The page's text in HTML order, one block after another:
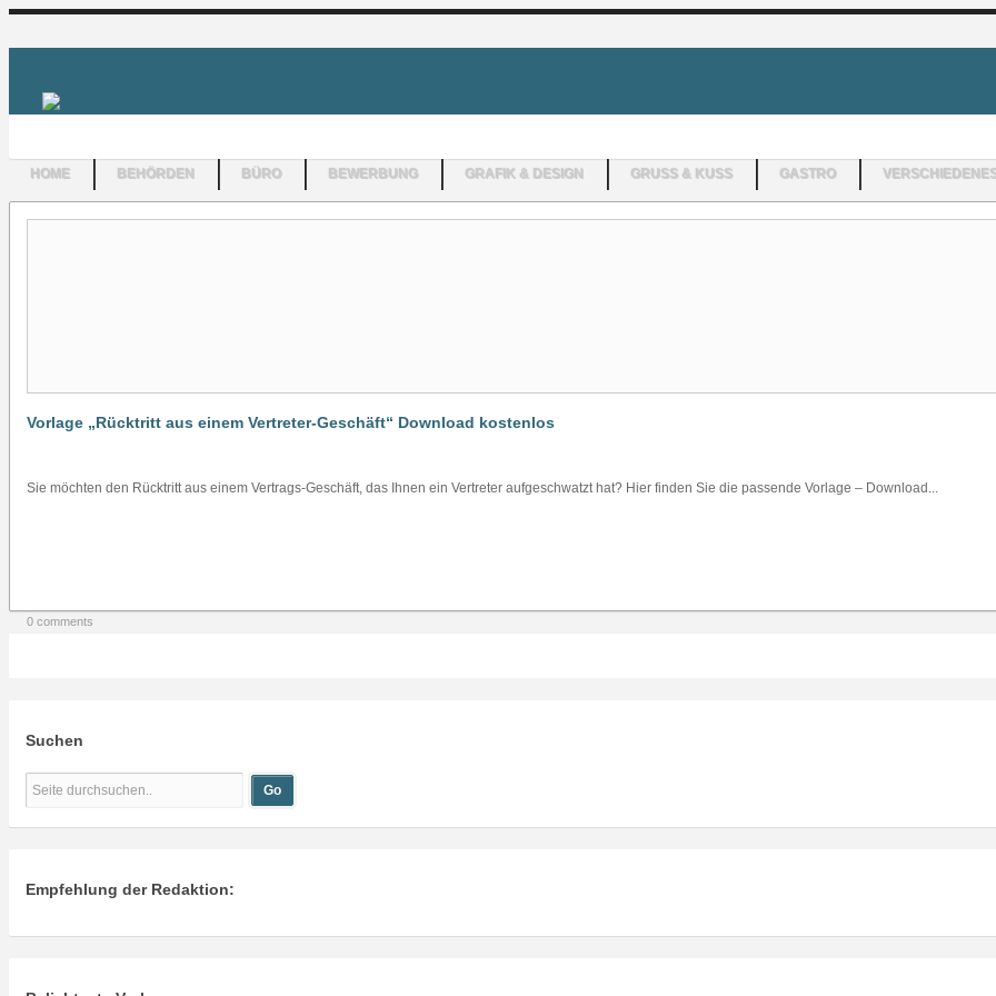
HOME BEHÖRDEN BÜRO BEWERBUNG GRAFIK & DESIGN GRUSS & KUSS GASTRO
Vorlage „Rücktritt aus einem Vertreter-Geschäft“ Download kostenlos
Sie möchten den Rücktritt aus einem Vertrags-Geschäft, das Ihnen ein Vertreter aufgeschwatzt hat? Hier finden Sie die passende Vorlage – Download...
0 comments
Suchen
Empfehlung der Redaktion: